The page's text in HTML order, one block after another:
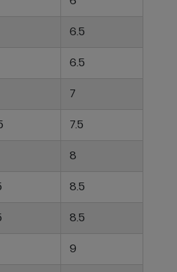
6.5
6.5
7
7.5
8
8.5
8.5
9